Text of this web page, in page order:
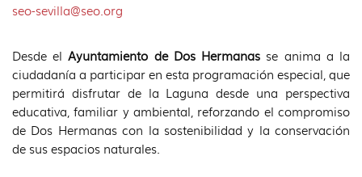
seo-sevilla@seo.org
Desde elAyuntamiento de Dos Hermanas se anima a la
ciudadanía a participar en esta programación especial, que
permitirá disfrutar de la Laguna desde una perspectiva
educativa, familiar y ambiental, reforzando el compromiso
de Dos Hermanas con la sostenibilidad y la conservación
de sus espacios naturales.